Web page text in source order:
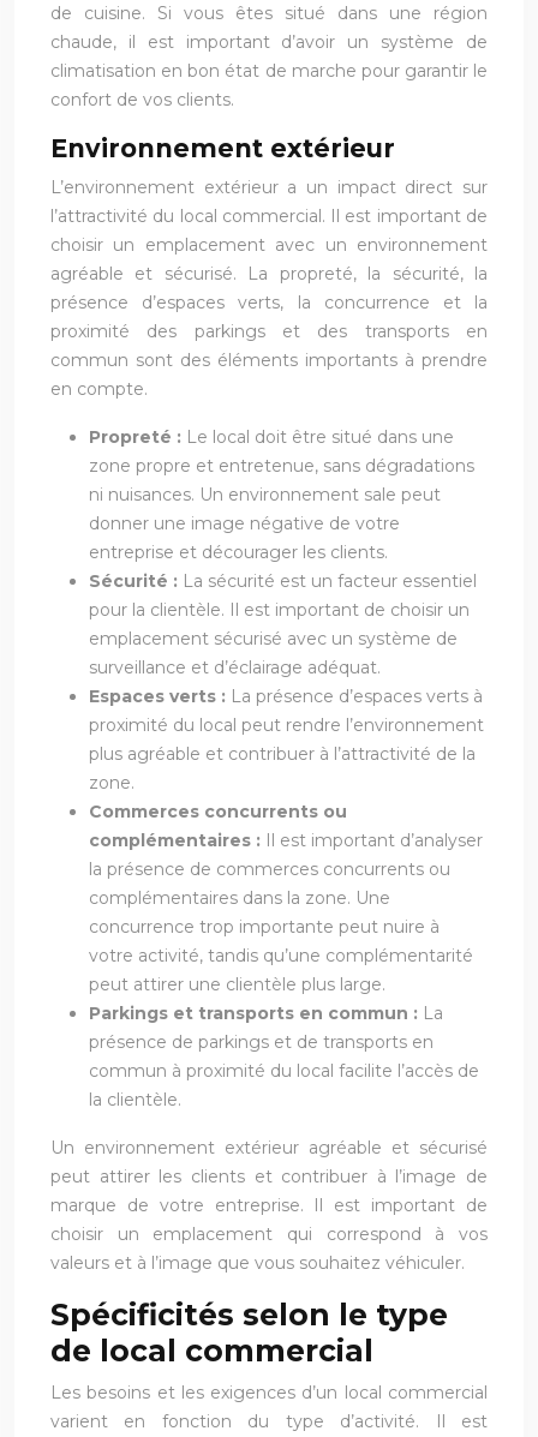
de cuisine. Si vous êtes situé dans une région
chaude, il est important d’avoir un système de
climatisation en bon état de marche pour garantir le
confort de vos clients.
Environnement extérieur
L’environnement extérieur a un impact direct sur
l’attractivité du local commercial. Il est important de
choisir un emplacement avec un environnement
agréable et sécurisé. La propreté, la sécurité, la
présence d’espaces verts, la concurrence et la
proximité des parkings et des transports en
commun sont des éléments importants à prendre
en compte.
Propreté : Le local doit être situé dans une
zone propre et entretenue, sans dégradations
ni nuisances. Un environnement sale peut
donner une image négative de votre
entreprise et décourager les clients.
Sécurité : La sécurité est un facteur essentiel
pour la clientèle. Il est important de choisir un
emplacement sécurisé avec un système de
surveillance et d’éclairage adéquat.
Espaces verts : La présence d’espaces verts à
proximité du local peut rendre l’environnement
plus agréable et contribuer à l’attractivité de la
zone.
Commerces concurrents ou
complémentaires : Il est important d’analyser
la présence de commerces concurrents ou
complémentaires dans la zone. Une
concurrence trop importante peut nuire à
votre activité, tandis qu’une complémentarité
peut attirer une clientèle plus large.
Parkings et transports en commun : La
présence de parkings et de transports en
commun à proximité du local facilite l’accès de
la clientèle.
Un environnement extérieur agréable et sécurisé
peut attirer les clients et contribuer à l’image de
marque de votre entreprise. Il est important de
choisir un emplacement qui correspond à vos
valeurs et à l’image que vous souhaitez véhiculer.
Spécificités selon le type
de local commercial
Les besoins et les exigences d’un local commercial
varient en fonction du type d’activité. Il est